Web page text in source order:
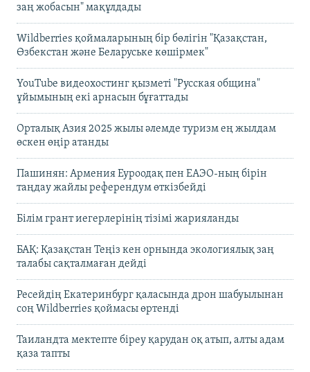
заң жобасын" мақұлдады
Wildberries қоймаларының бір бөлігін "Қазақстан,
Өзбекстан және Беларуське көшірмек"
YouTube видеохостинг қызметі "Русская община"
ұйымының екі арнасын бұғаттады
Орталық Азия 2025 жылы әлемде туризм ең жылдам
өскен өңір атанды
Пашинян: Армения Еуроодақ пен ЕАЭО-ның бірін
таңдау жайлы референдум өткізбейді
Білім грант иегерлерінің тізімі жарияланды
БАҚ: Қазақстан Теңіз кен орнында экологиялық заң
талабы сақталмаған дейді
Ресейдің Екатеринбург қаласында дрон шабуылынан
соң Wildberries қоймасы өртенді
Таиландта мектепте біреу қарудан оқ атып, алты адам
қаза тапты